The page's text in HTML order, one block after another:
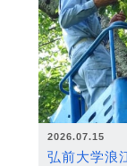
2026.07.15
弘前大学浪